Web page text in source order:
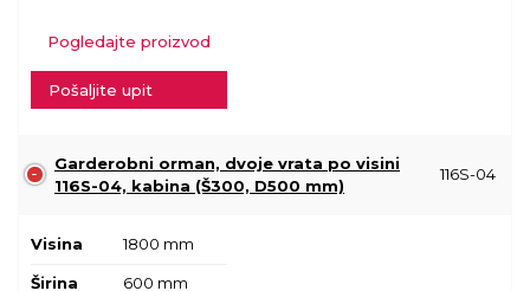
Pogledajte proizvod
Pošaljite upit
Garderobni orman, dvoje vrata po visini
116S-04, kabina (Š300, D500 mm)
116S-04
Visina 1800 mm
Širina 600 mm